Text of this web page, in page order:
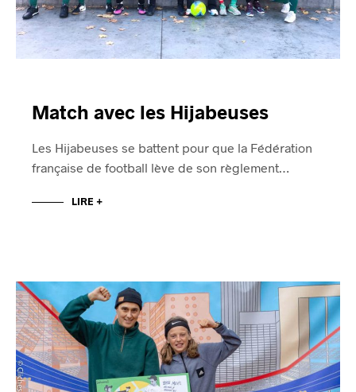
Match avec les Hijabeuses
Les Hijabeuses se battent pour que la Fédération
française de football lève de son règlement…
LIRE +